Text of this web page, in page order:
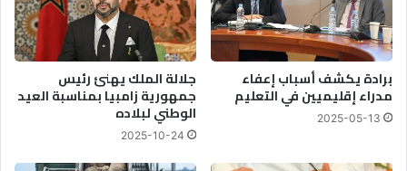
برادة يكشف أسباب إعفاء
مدراء إقليميين في التعليم
2025-05-13
جلالة الملك يهنئ رئيس
جمهورية زامبيا بمناسبة العيد
الوطني لبلاده
2025-10-24